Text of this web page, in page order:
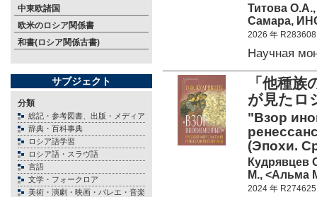
中東欧諸国
欧米のロシア関係書
和書(ロシア関係古書)
サブジェクト
分類
総記・参考図書、出版・メディア
辞典・百科事典
ロシア語学習
ロシア語・スラヴ語
言語
文学・フォークロア
美術・演劇・映画・バレエ・音楽
Титова
Самара,
2026 年 R283608
Научная
「他種
が見たロ
"Взор
(Эпохи.
Кудрявцев
М., <Альма
2024 年 R274625